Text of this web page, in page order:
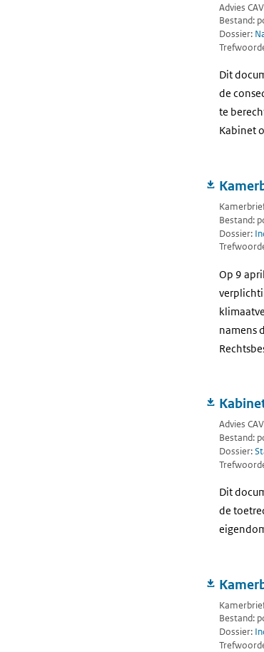
Advies
Bestand:
Dossier:
Dit
de
te
Kabinet
Bestand:
Dossier:
Op 9
namens
Advies
Bestand:
Dossier:
Dit
de
Bestand:
Dossier: